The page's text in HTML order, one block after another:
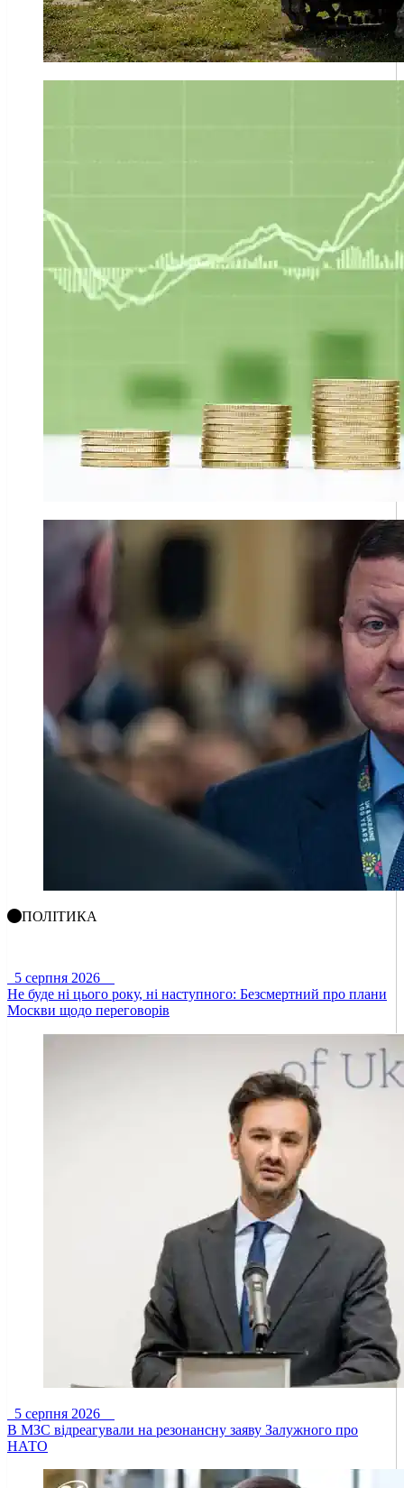
ПОЛІТИКА
5 серпня 2026
Не буде ні цього року, ні наступного: Безсмертний про плани
Москви щодо переговорів
5 серпня 2026
В МЗС відреагували на резонансну заяву Залужного про
НАТО